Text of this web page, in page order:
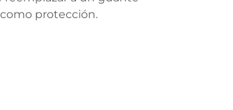
protección.